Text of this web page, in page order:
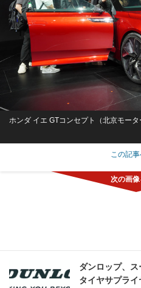
ホンダ イエ GTコンセプト（北京モータ
この記
ダンロップ、
タイヤサプラ